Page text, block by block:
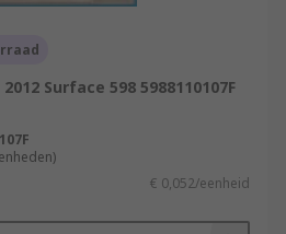
Surface 598 5988110107F
€ 0,052/eenheid